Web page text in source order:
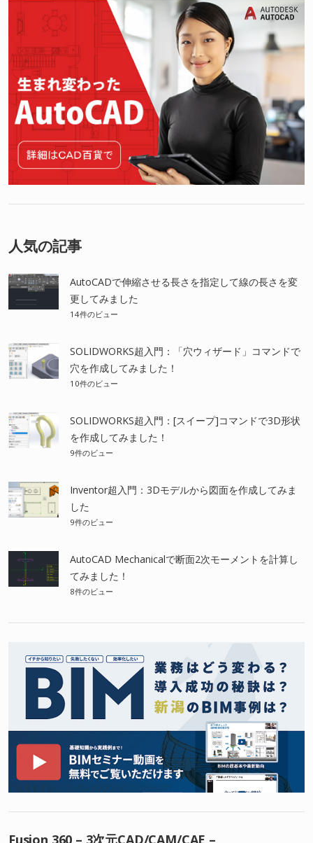
人気の記事
AutoCADで伸縮させる長さを指定して線の長さを変
更してみました
14件のビュー
SOLIDWORKS超入門：「穴ウィザード」コマンドで
穴を作成してみました！
10件のビュー
SOLIDWORKS超入門：[スイープ]コマンドで3D形状
を作成してみました！
9件のビュー
Inventor超入門：3Dモデルから図面を作成してみま
した
9件のビュー
AutoCAD Mechanicalで断面2次モーメントを計算し
てみました！
8件のビュー